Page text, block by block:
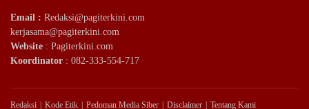
Email : Redaksi@pagiterkini.com
kerjasama@pagiterkini.com
Website : Pagiterkini.com
Koordinator : 082-333-554-717
Redaksi Kode Etik Pedoman Media Siber Disclaimer Tentang Kami